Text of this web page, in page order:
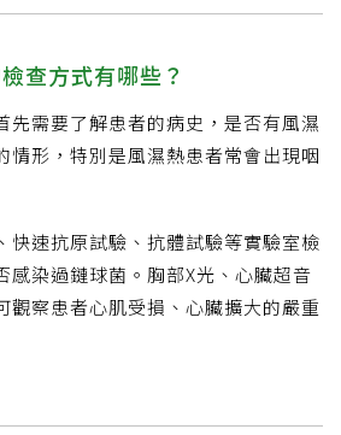
查方式有哪些？
先需要了解患者的病史，是否有風濕
情形，特別是風濕熱患者常會出現咽
快速抗原試驗、抗體試驗等實驗室檢
感染過鏈球菌。胸部X光、心臟超音
觀察患者心肌受損、心臟擴大的嚴重